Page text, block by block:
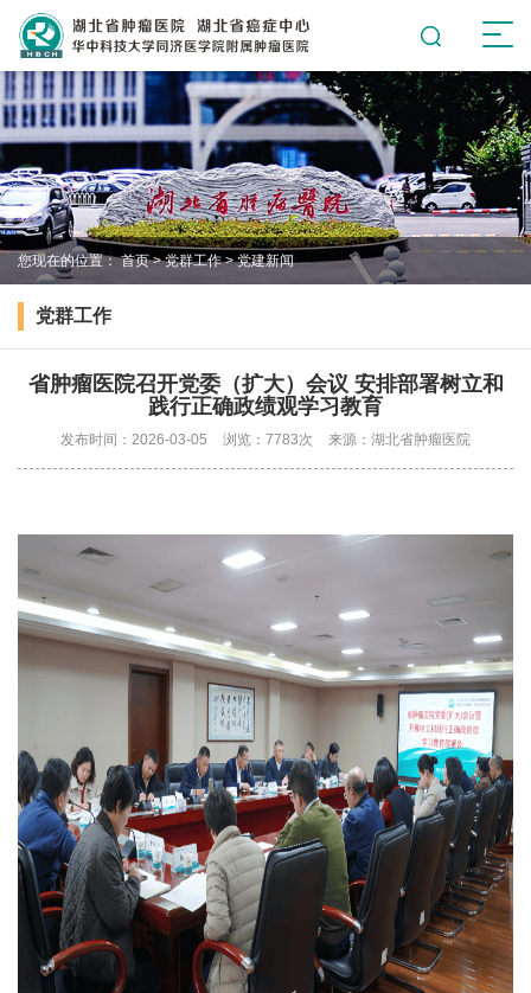
您现在的位置： 首页>党群工作>党建新闻
党群工作
省肿瘤医院召开党委（扩大）会议 安排部署树立和
践行正确政绩观学习教育
发布时间：2026-03-05 浏览：7783次 来源：湖北省肿瘤医院